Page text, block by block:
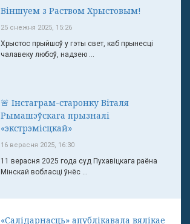
Віншуем з Раством Хрыстовым!
25 снежня 2025, 15:26
Хрыстос прыйшоў у гэты свет, каб прынесці
чалавеку любоў, надзею ...
🚨 Інстаграм-старонку Віталя
Рымашэўскага прызналі
«экстрэмісцкай»
16 верасня 2025, 16:30
11 верасня 2025 года суд Пухавіцкага раёна
Мінскай вобласці ўнёс ...
«Салідарнасць» апублікавала вялікае